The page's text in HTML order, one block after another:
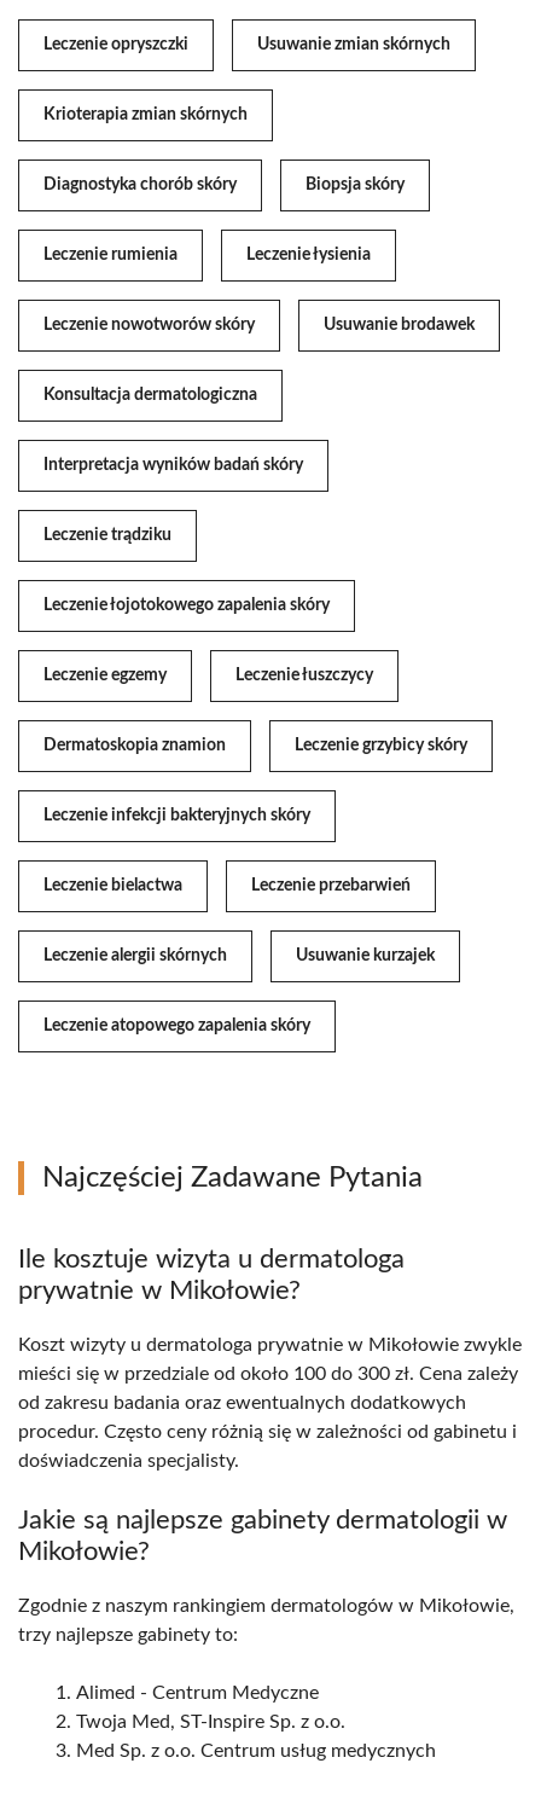
Leczenie opryszczki Usuwanie zmian skórnych
Krioterapia zmian skórnych
Diagnostyka chorób skóry Biopsja skóry
Leczenie rumienia Leczenie łysienia
Leczenie nowotworów skóry Usuwanie brodawek
Konsultacja dermatologiczna
Interpretacja wyników badań skóry
Leczenie trądziku
Leczenie łojotokowego zapalenia skóry
Leczenie egzemy Leczenie łuszczycy
Dermatoskopia znamion Leczenie grzybicy skóry
Leczenie infekcji bakteryjnych skóry
Leczenie bielactwa Leczenie przebarwień
Leczenie alergii skórnych Usuwanie kurzajek
Leczenie atopowego zapalenia skóry
Najczęściej Zadawane Pytania
Ile kosztuje wizyta u dermatologa
prywatnie w Mikołowie?
Koszt wizyty u dermatologa prywatnie w Mikołowie zwykle
mieści się w przedziale od około 100 do 300 zł. Cena zależy
od zakresu badania oraz ewentualnych dodatkowych
procedur. Często ceny różnią się w zależności od gabinetu i
doświadczenia specjalisty.
Jakie są najlepsze gabinety dermatologii w
Mikołowie?
Zgodnie z naszym rankingiem dermatologów w Mikołowie,
trzy najlepsze gabinety to:
Alimed - Centrum Medyczne
Twoja Med, ST-Inspire Sp. z o.o.
Med Sp. z o.o. Centrum usług medycznych